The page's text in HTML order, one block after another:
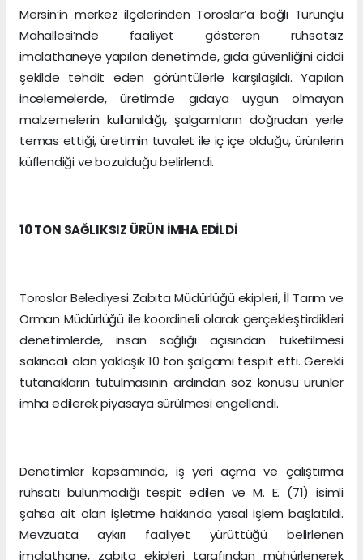
Mersin’in merkez ilçelerinden Toroslar’a bağlı Turunçlu
Mahallesi’nde faaliyet gösteren ruhsatsız
imalathaneye yapılan denetimde, gıda güvenliğini ciddi
şekilde tehdit eden görüntülerle karşılaşıldı. Yapılan
incelemelerde, üretimde gıdaya uygun olmayan
malzemelerin kullanıldığı, şalgamların doğrudan yerle
temas ettiği, üretimin tuvalet ile iç içe olduğu, ürünlerin
küflendiği ve bozulduğu belirlendi.
10 TON SAĞLIKSIZ ÜRÜN İMHA EDİLDİ
Toroslar Belediyesi Zabıta Müdürlüğü ekipleri, İl Tarım ve
Orman Müdürlüğü ile koordineli olarak gerçekleştirdikleri
denetimlerde, insan sağlığı açısından tüketilmesi
sakıncalı olan yaklaşık 10 ton şalgamı tespit etti. Gerekli
tutanakların tutulmasının ardından söz konusu ürünler
imha edilerek piyasaya sürülmesi engellendi.
Denetimler kapsamında, iş yeri açma ve çalıştırma
ruhsatı bulunmadığı tespit edilen ve M. E. (71) isimli
şahsa ait olan işletme hakkında yasal işlem başlatıldı.
Mevzuata aykırı faaliyet yürüttüğü belirlenen
imalathane, zabıta ekipleri tarafından mühürlenerek